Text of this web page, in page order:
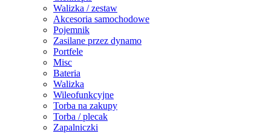
Walizka / zestaw
Akcesoria samochodowe
Pojemnik
Zasilane przez dynamo
Portfele
Misc
Bateria
Walizka
Wileofunkcyjne
Torba na zakupy
Torba / plecak
Zapalniczki